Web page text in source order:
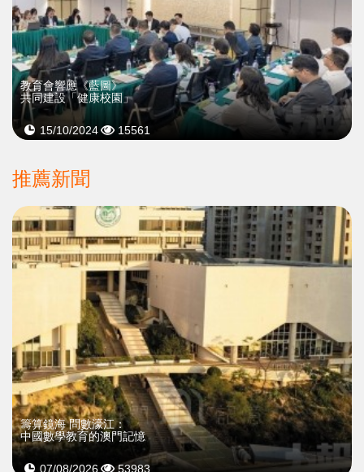
教育會響應《藍圖》
共同建設「健康校園」
15/10/2024 15561
推薦新聞
籌算鏡海 問數濠江：
中國數學教育的澳門記憶
07/08/2026 53983